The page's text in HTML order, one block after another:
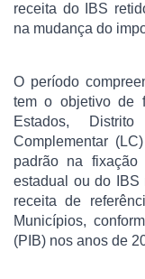
receita do IBS
na mudança do
O período
tem o objetivo de
Estados,
Complementar
padrão na
estadual ou do IBS
receita de
Municípios,
(PIB) nos anos de